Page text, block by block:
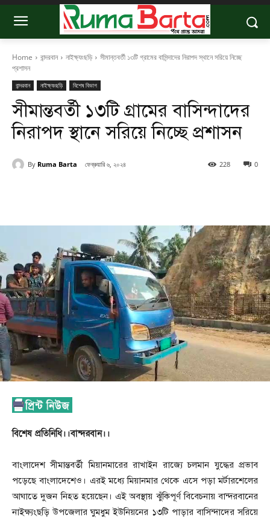
Home বান্দরবান নাইক্ষ্যংছড়ি
সীমান্তবর্তী ১৩টি গ্রামের বাসিন্দাদের নিরাপদ স্থানে সরিয়ে নিচ্ছে
প্রশাসন
বান্দরবান নাইক্ষ্যংছড়ি বিশেষ বিভাগ
সীমান্তবর্তী ১৩টি গ্রামের বাসিন্দাদের
নিরাপদ স্থানে সরিয়ে নিচ্ছে প্রশাসন
By Ruma Barta ফেব্রুয়ারি ৬, ২০২৪ 0
228
বিশেষ প্রতিনিধি।।বান্দরবান।।
বাংলাদেশ সীমান্তবর্তী মিয়ানমারের রাখাইন রাজ্যে চলমান যুদ্ধের প্রভাব
পড়েছে বাংলাদেশেও। এরই মধ্যে মিয়ানমার থেকে এসে পড়া মর্টারশেলের
আঘাতে দুজন নিহত হয়েছেন। এই অবস্থায় ঝুঁকিপূর্ণ বিবেচনায় বান্দরবানের
নাইক্ষ্যংছড়ি উপজেলার ঘুমধুম ইউনিয়নের ১৩টি পাড়ার বাসিন্দাদের সরিয়ে